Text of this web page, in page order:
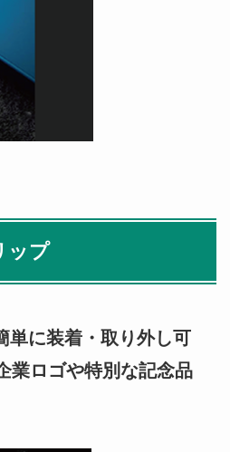
ップ
単に装着・取り外し可
業ロゴや特別な記念品